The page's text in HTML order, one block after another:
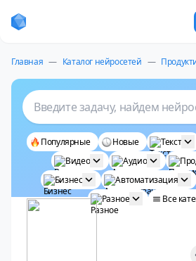
Главная — Каталог нейросетей —
Введите задачу, найдем
Популярные Новые Текст
Видео
Аудио
Бизнес
Автоматизация
Разное
Все